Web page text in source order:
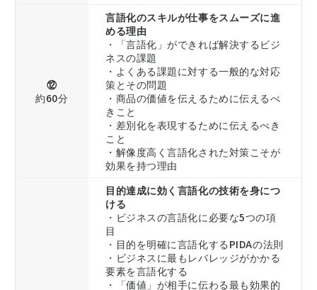
⑫
約60分
言語化のスキルが仕事をスムーズに進
める理由
・「言語化」ができれば解決するビジ
ネスの課題
・よくある課題に対する一般的な対応
策とその問題
・商品の価値を伝えるために伝えるべ
きこと
・差別化を表現するために伝えるべき
こと
・解像度高く言語化された対策こそが
効果を持つ理由
目的達成に効く言語化の技術を身につ
ける
・ビジネスの言語化に必要な5つの項
目
・目的を明確に言語化するPIDAの法則
・ビジネスに最もレバレッジがかかる
要素を言語化する
・「価値」が相手に伝わる最も効果的